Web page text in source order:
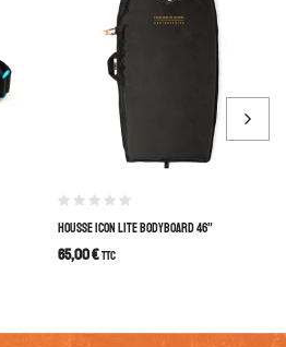
HOUSSE ICON LITE BODYBOARD 46”
65,00€TTC